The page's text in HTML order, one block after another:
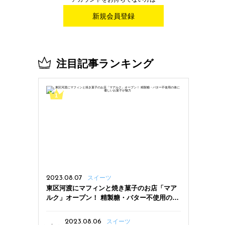
新規会員登録
注目記事ランキング
2023.08.07 スイーツ
東区河渡にマフィンと焼き菓子のお店「マア
ルク」オープン！ 精製糖・バター不使用の体
2023.08.06
スイーツ